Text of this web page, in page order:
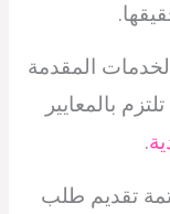
المقدمة
بالمعايير
.
تقديم طلب